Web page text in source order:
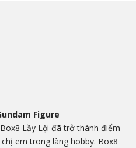
Figure
Lầy Lội đã trở thành điểm
em trong làng hobby. Box8